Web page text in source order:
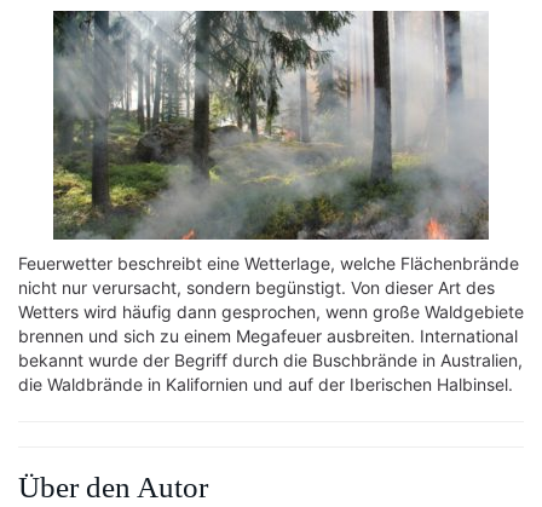
Feuerwetter beschreibt eine Wetterlage, welche Flächenbrände
nicht nur verursacht, sondern begünstigt. Von dieser Art des
Wetters wird häufig dann gesprochen, wenn große Waldgebiete
brennen und sich zu einem Megafeuer ausbreiten. International
bekannt wurde der Begriff durch die Buschbrände in Australien,
die Waldbrände in Kalifornien und auf der Iberischen Halbinsel.
Über den Autor